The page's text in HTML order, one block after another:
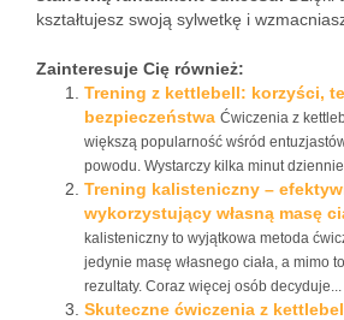
kształtujesz swoją sylwetkę i
Zainteresuje Cię również:
Trening z kettlebell: korzyści,
bezpieczeństwa Ćwiczenia z
większą popularność wśród
powodu. Wystarczy kilka minut
Trening kalisteniczny –
wykorzystujący własną masę
kalisteniczny to wyjątkowa metoda
jedynie masę własnego ciała, a mimo
rezultaty. Coraz więcej osób decyduje...
Skuteczne ćwiczenia z